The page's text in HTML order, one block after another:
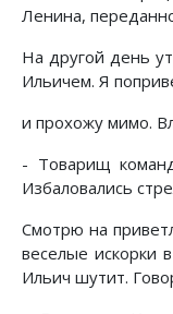
Ленина,
На другой день
Ильичем. Я
и прохожу мимо.
- Товарищ
Избаловались
Смотрю на
веселые искорки
Ильич шутит.